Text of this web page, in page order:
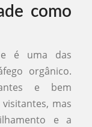
como
é uma das
orgânico.
e bem
mas
e a